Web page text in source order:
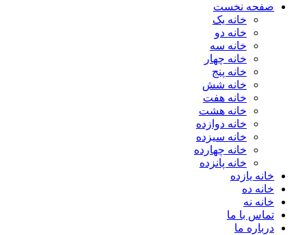
صفحه نخست
خانه یک
خانه دو
خانه سه
خانه چهار
خانه پنج
خانه شش
خانه هفت
خانه هشت
خانه دوازده
خانه سیزده
خانه چهارده
خانه پانزده
خانه یازده
خانه ده
خانه نه
تماس با ما
درباره ما